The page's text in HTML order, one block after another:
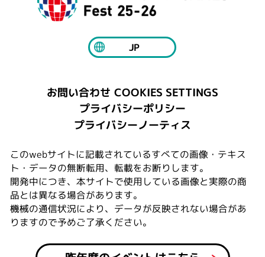
JP
お問い合わせ COOKIES SETTINGS
プライバシーポリシー
プライバシーノーティス
このwebサイトに記載されているすべての画像・テキス
ト・データの無断転用、転載をお断りします。
開発中につき、本サイトで使用している画像と実際の商
品とは異なる場合があります。
機械の通信状況により、データが反映されない場合があ
りますので予めご了承ください。